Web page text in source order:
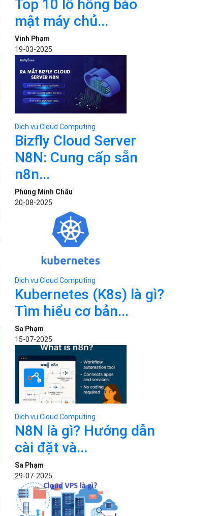
Top 10 lỗ hổng bảo
mật máy chủ...
Vinh Phạm
19-03-2025
Dịch vụ Cloud Computing
Bizfly Cloud Server
N8N: Cung cấp sẵn
n8n...
Phùng Minh Châu
20-08-2025
Dịch vụ Cloud Computing
Kubernetes (K8s) là gì?
Tìm hiểu cơ bản...
Sa Phạm
15-07-2025
Dịch vụ Cloud Computing
N8N là gì? Hướng dẫn
cài đặt và...
Sa Phạm
29-07-2025